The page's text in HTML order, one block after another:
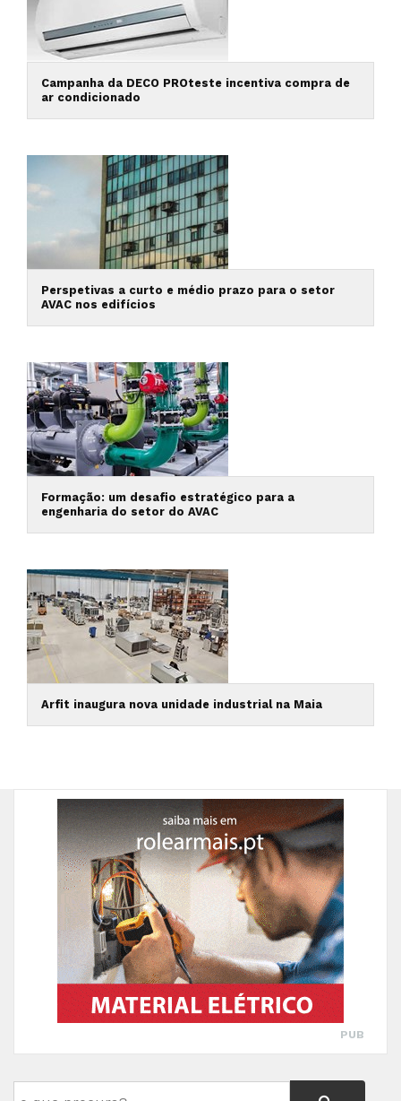
Campanha da DECO PROteste incentiva compra de
ar condicionado
Perspetivas a curto e médio prazo para o setor
AVAC nos edifícios
Formação: um desafio estratégico para a
engenharia do setor do AVAC
Arfit inaugura nova unidade industrial na Maia
PUB